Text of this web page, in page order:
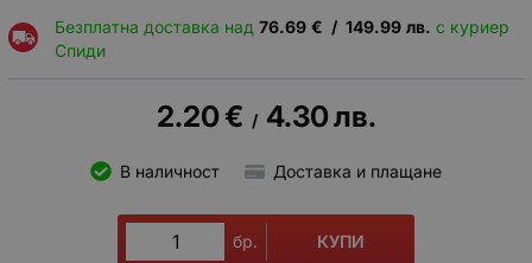
Безплатна доставка над 76.69 € / 149.99 лв. с куриер
Спиди
2.20€ / 4.30лв.
В наличност Доставка и плащане
бр. КУПИ